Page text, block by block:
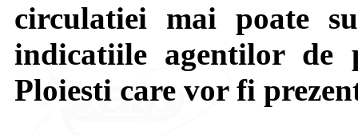
circulatiei mai poate
indicatiile agentilor
Ploiesti care vor fi